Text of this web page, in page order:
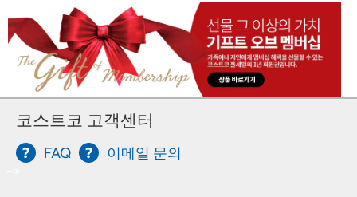
코스트코 고객센터
FAQ 이메일 문의